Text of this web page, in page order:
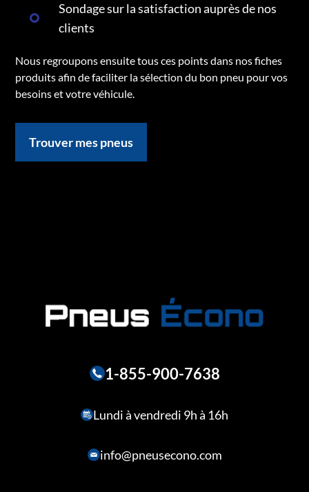
Sondage sur la satisfaction auprès de nos
clients
Nous regroupons ensuite tous ces points dans nos fiches
produits afin de faciliter la sélection du bon pneu pour vos
besoins et votre véhicule.
Trouver mes pneus
1-855-900-7638
Lundi à vendredi 9h à 16h
info@pneusecono.com